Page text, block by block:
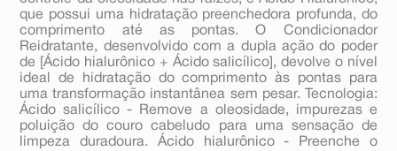
que possui uma hidratação preenchedora profunda, do
comprimento até as pontas. O Condicionador
Reidratante, desenvolvido com a dupla ação do poder
de [Ácido hialurônico + Ácido salicílico], devolve o nível
ideal de hidratação do comprimento às pontas para
uma transformação instantânea sem pesar. Tecnologia:
Ácido salicílico - Remove a oleosidade, impurezas e
poluição do couro cabeludo para uma sensação de
limpeza duradoura. Ácido hialurônico - Preenche o